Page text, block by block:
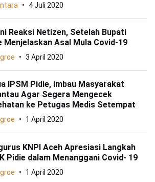
4 Juli 2020
Reaksi Netizen, Setelah Bupati
Menjelaskan Asal Mula Covid-19
3 April 2020
IPSM Pidie, Imbau Masyarakat
Agar Segera Mengecek
ke Petugas Medis Setempat
1 April 2020
KNPI Aceh Apresiasi Langkah
Pidie dalam Menanggani Covid- 19
1 April 2020